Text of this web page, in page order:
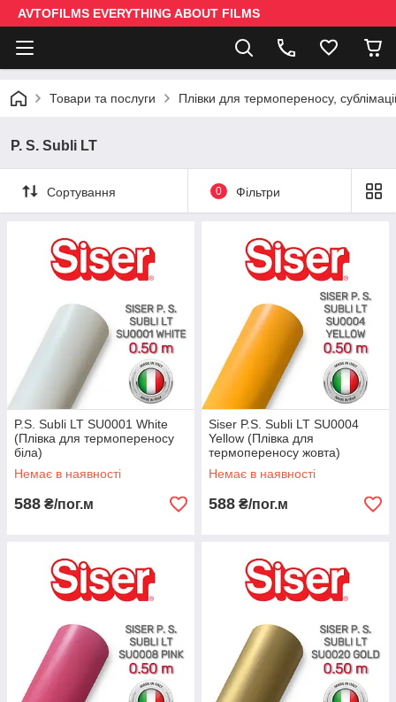
AVTOFILMS EVERYTHING ABOUT FILMS
Товари та послуги Плівки для термопереносу,
P. S. Subli LT
Сортування 0 Фільтри
P.S. Subli LT SU0001 White
(Плівка для термопереносу
біла)
Немає в наявності
588 ₴/пог.м
Siser P.S. Subli LT SU0004
Yellow (Плівка для
термопереносу жовта)
Немає в наявності
588 ₴/пог.м